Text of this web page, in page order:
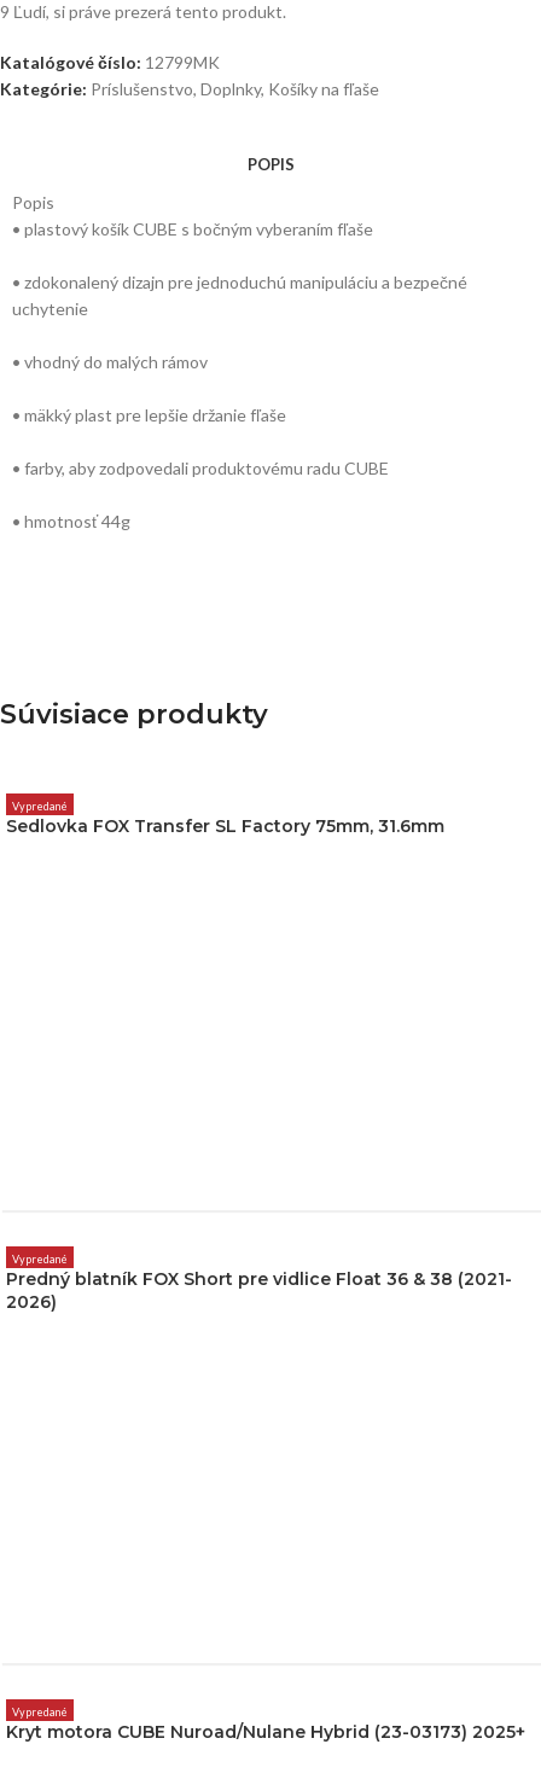
9 Ľudí, si práve prezerá tento produkt.
Katalógové číslo: 12799MK
Kategórie: Príslušenstvo, Doplnky, Košíky na fľaše
POPIS
Popis
• plastový košík CUBE s bočným vyberaním fľaše
• zdokonalený dizajn pre jednoduchú manipuláciu a bezpečné
uchytenie
• vhodný do malých rámov
• mäkký plast pre lepšie držanie fľaše
• farby, aby zodpovedali produktovému radu CUBE
• hmotnosť 44g
Súvisiace produkty
Vypredané
Sedlovka FOX Transfer SL Factory 75mm, 31.6mm
Vypredané
Predný blatník FOX Short pre vidlice Float 36 & 38 (2021-
2026)
Vypredané
Kryt motora CUBE Nuroad/Nulane Hybrid (23-03173) 2025+